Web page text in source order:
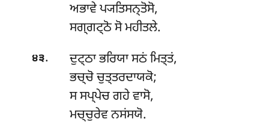
ਅਭਾਵੇ ਪ੍ਯਤਿਸਨ੍ਤੋਸੋ,
ਸਗ੍ਗਟ੍ਠੋ ਸੋ ਮਹੀਤਲੇ.
੪੩.
ਦੁਟ੍ਠਾ ਭਰਿਯਾ ਸਠਂ ਮਿਤ੍ਤਂ,
ਭਚ੍ਚੋ ਚੁਤ੍ਤਰਦਾਯਕੋ;
ਸ ਸਪ੍ਪੇਚ ਗਹੇ ਵਾਸੋ,
ਮਚ੍ਚੁਰੇਵ ਨਸਂਸਯੋ.